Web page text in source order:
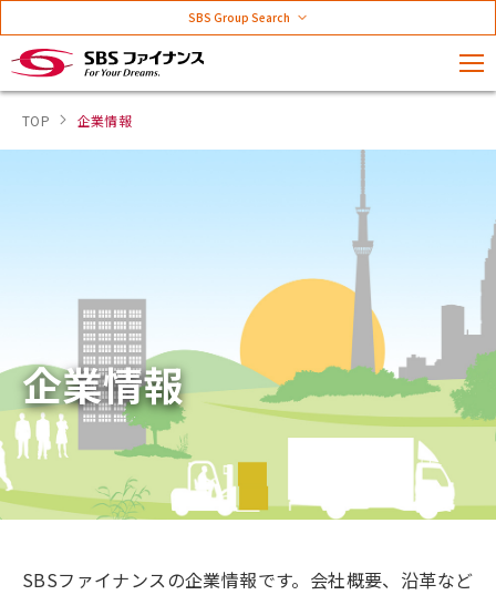
SBS Group Search
TOP 企業情報
企業情報
SBSファイナンスの企業情報です。会社概要、沿革など